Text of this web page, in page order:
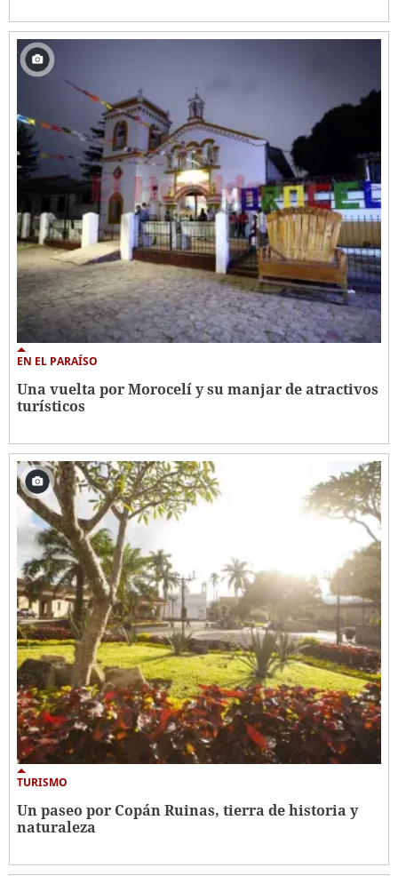
EN EL PARAÍSO
Una vuelta por Morocelí y su manjar de atractivos
turísticos
TURISMO
Un paseo por Copán Ruinas, tierra de historia y
naturaleza